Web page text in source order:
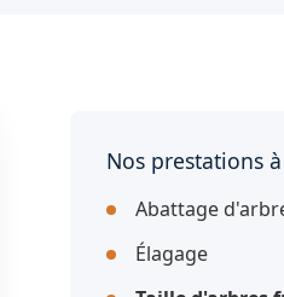
Nos prestations
Abattage
Élagage